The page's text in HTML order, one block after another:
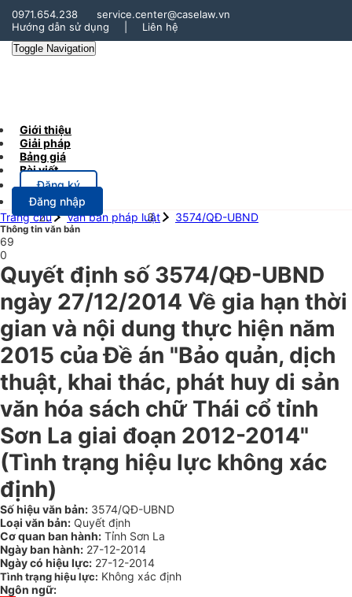
0971.654.238
service.center@caselaw.vn
Hướng dẫn sử dụng
Liên hệ
Toggle Navigation
Giới thiệu
Giải pháp
Bảng giá
Bài viết
Đăng ký
Đăng nhập
Trang chủ
Văn bản pháp luật 3574/QĐ-UBND
Thông tin văn bản
69
0
Quyết định số 3574/QĐ-UBND
ngày 27/12/2014 Về gia hạn thời
gian và nội dung thực hiện năm
2015 của Đề án "Bảo quản, dịch
thuật, khai thác, phát huy di sản
văn hóa sách chữ Thái cổ tỉnh
Sơn La giai đoạn 2012-2014"
(Tình trạng hiệu lực không xác
định)
Số hiệu văn bản: 3574/QĐ-UBND
Loại văn bản: Quyết định
Cơ quan ban hành: Tỉnh Sơn La
Ngày ban hành: 27-12-2014
Ngày có hiệu lực: 27-12-2014
Tình trạng hiệu lực: Không xác định
Ngôn ngữ: